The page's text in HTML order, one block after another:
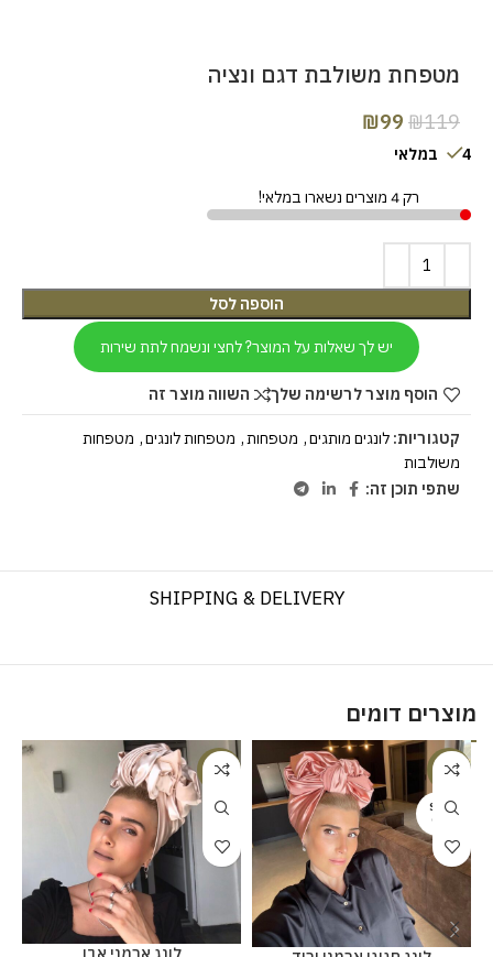
מטפחת משולבת דגם ונציה
₪119
₪99
4 במלאי
רק 4 מוצרים נשארו במלאי!
הוספה לסל
יש לך שאלות על המוצר? לחצי ונשמח לתת שירות
הוסף מוצר לרשימה שלך השווה מוצר זה
קטגוריות: לונגים מותגים, מטפחות, מטפחות לונגים, מטפחות
משולבות
שתפי תוכן זה:
SHIPPING & DELIVERY
מוצרים דומים
-20%
SOLD
OUT
-20%